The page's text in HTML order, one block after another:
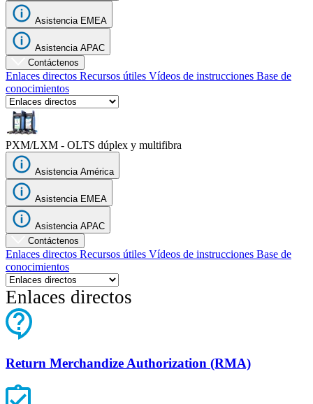
Empresa
Carreras
Socios
Proveedores
Asistencia EMEA
Asistencia APAC
Contáctenos
Enlaces directos Recursos útiles Vídeos de instrucciones Base de
conocimientos
PXM/LXM - OLTS dúplex y multifibra
Asistencia América
Asistencia EMEA
Asistencia APAC
Contáctenos
Enlaces directos Recursos útiles Vídeos de instrucciones Base de
conocimientos
Enlaces directos
Return Merchandize Authorization (RMA)